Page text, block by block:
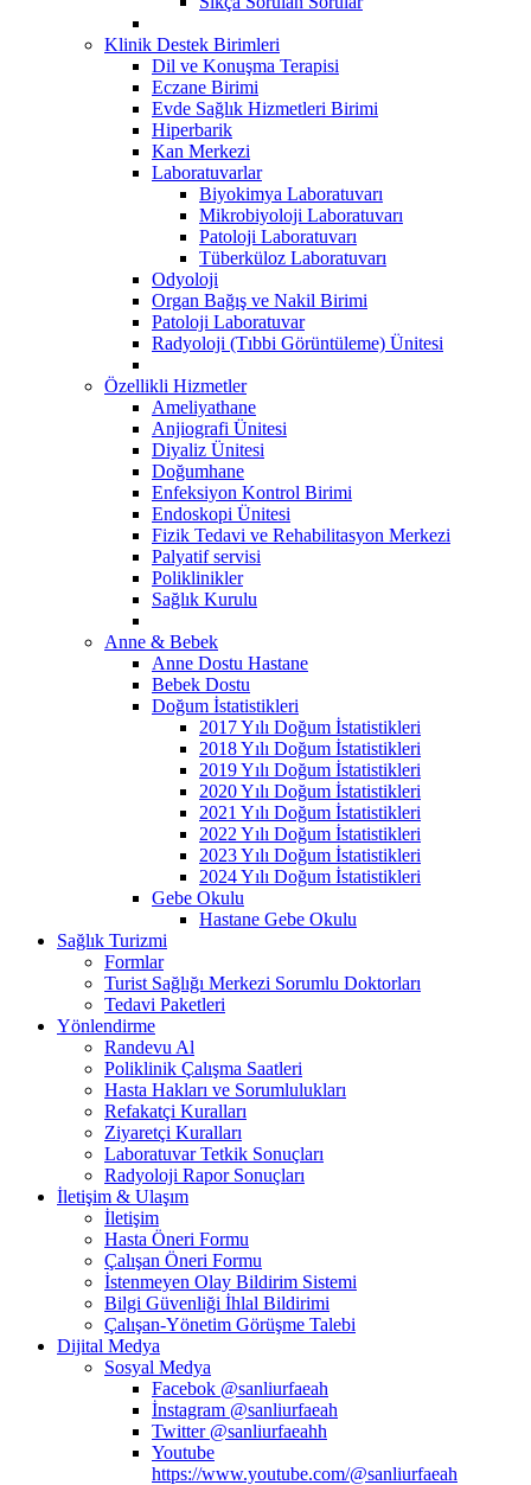
Klinik Destek Birimleri
Dil ve Konuşma Terapisi
Eczane Birimi
Evde Sağlık Hizmetleri Birimi
Hiperbarik
Kan Merkezi
Laboratuvarlar
Biyokimya Laboratuvarı
Mikrobiyoloji Laboratuvarı
Patoloji Laboratuvarı
Tüberküloz Laboratuvarı
Odyoloji
Organ Bağış ve Nakil Birimi
Patoloji Laboratuvar
Radyoloji (Tıbbi Görüntüleme) Ünitesi
Özellikli Hizmetler
Ameliyathane
Anjiografi Ünitesi
Diyaliz Ünitesi
Doğumhane
Enfeksiyon Kontrol Birimi
Endoskopi Ünitesi
Fizik Tedavi ve Rehabilitasyon Merkezi
Palyatif servisi
Poliklinikler
Sağlık Kurulu
Anne & Bebek
Anne Dostu Hastane
Bebek Dostu
Doğum İstatistikleri
2017 Yılı Doğum İstatistikleri
2018 Yılı Doğum İstatistikleri
2019 Yılı Doğum İstatistikleri
2020 Yılı Doğum İstatistikleri
2021 Yılı Doğum İstatistikleri
2022 Yılı Doğum İstatistikleri
2023 Yılı Doğum İstatistikleri
2024 Yılı Doğum İstatistikleri
Gebe Okulu
Hastane Gebe Okulu
Sağlık Turizmi
Formlar
Turist Sağlığı Merkezi Sorumlu Doktorları
Tedavi Paketleri
Yönlendirme
Randevu Al
Poliklinik Çalışma Saatleri
Hasta Hakları ve Sorumlulukları
Refakatçi Kuralları
Ziyaretçi Kuralları
Laboratuvar Tetkik Sonuçları
Radyoloji Rapor Sonuçları
İletişim & Ulaşım
İletişim
Hasta Öneri Formu
Çalışan Öneri Formu
İstenmeyen Olay Bildirim Sistemi
Bilgi Güvenliği İhlal Bildirimi
Çalışan-Yönetim Görüşme Talebi
Dijital Medya
Sosyal Medya
Facebok @sanliurfaeah
İnstagram @sanliurfaeah
Twitter @sanliurfaeahh
Youtube
https://www.youtube.com/@sanliurfaeah